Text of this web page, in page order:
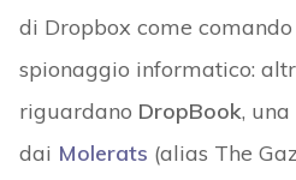
di Dropbox come
spionaggio informatico:
riguardano DropBook,
dai Molerats (alias The